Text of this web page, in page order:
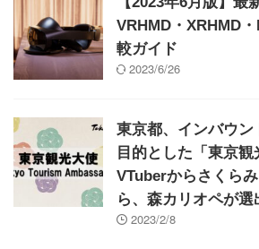
VRHMD・XRHMD
較ガイド
2023/6/26
東京都、インバウン
目的とした「東京観
VTuberからさくら
ら、森カリオペが選
2023/2/8